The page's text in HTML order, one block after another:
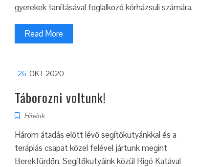
gyerekek tanításával foglalkozó kórházsuli számára.
Read More
26 OKT 2020
Táborozni voltunk!
Híreink
Három átadás előtt lévő segítőkutyánkkal és a
terápiás csapat közel felével jártunk megint
Berekfürdőn. Segítőkutyáink közül Rigó Katával